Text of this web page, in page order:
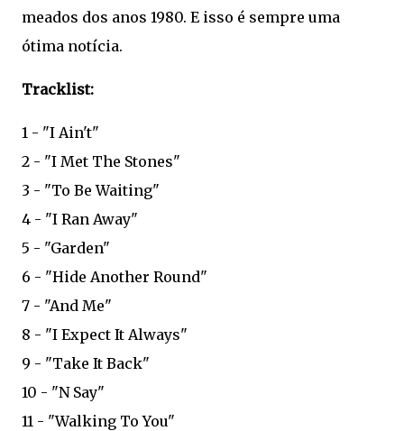
meados dos anos 1980. E isso é sempre uma
ótima notícia.
Tracklist:
1 - "I Ain't"
2 - "I Met The Stones"
3 - "To Be Waiting"
4 - "I Ran Away"
5 - "Garden"
6 - "Hide Another Round"
7 - "And Me"
8 - "I Expect It Always"
9 - "Take It Back"
10 - "N Say"
11 - "Walking To You"